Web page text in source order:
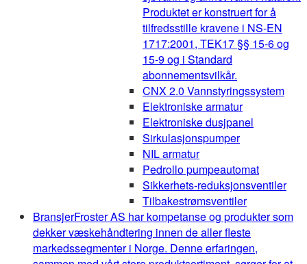
Produktet er konstruert for å
tilfredsstille kravene i NS-EN
1717:2001, TEK17 §§ 15-6 og
15-9 og i Standard
abonnementsvilkår.
CNX 2.0 Vannstyringssystem
Elektroniske armatur
Elektroniske dusjpanel
Sirkulasjonspumper
NIL armatur
Pedrollo pumpeautomat
Sikkerhets-reduksjonsventiler
Tilbakestrømsventiler
BransjerFroster AS har kompetanse og produkter som
dekker væskehåndtering innen de aller fleste
markedssegmenter i Norge. Denne erfaringen,